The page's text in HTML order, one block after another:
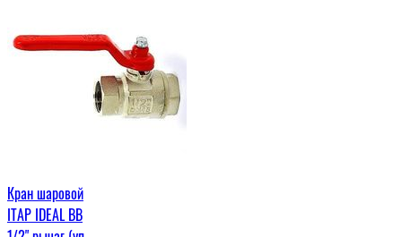
Кран шаровой
ITAP IDEAL ВВ